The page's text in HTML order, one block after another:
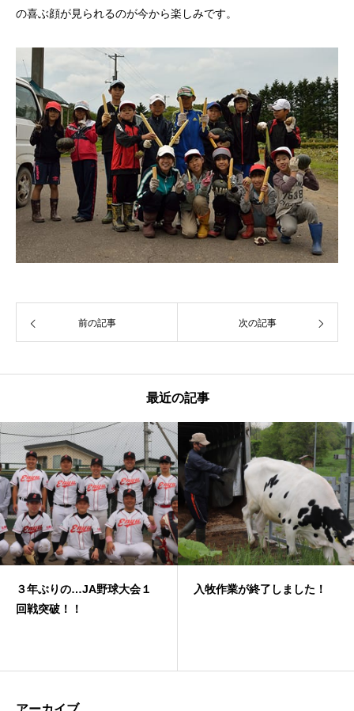
の喜ぶ顔が見られるのが今から楽しみです。
前の記事 次の記事
最近の記事
３年ぶりの…JA野球大会１
回戦突破！！
入牧作業が終了しました！